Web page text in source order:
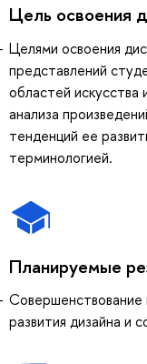
Цель освоения
Целями освоения
представлений
областей искусства
анализа
тенденций ее
терминологией.
Планируемые
Совершенствование
развития дизайна и